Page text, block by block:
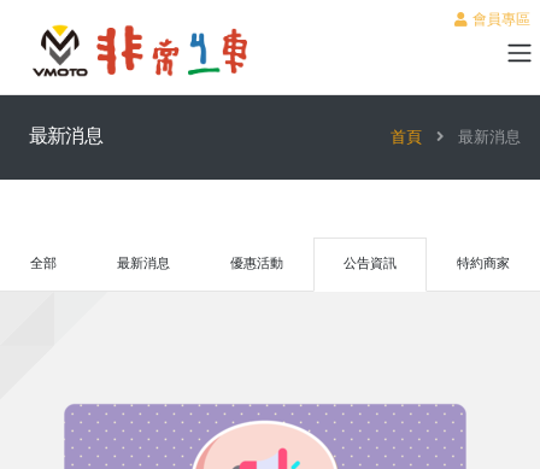
會員專區
最新消息 首頁 最新消息
全部 最新消息 優惠活動 公告資訊 特約商家